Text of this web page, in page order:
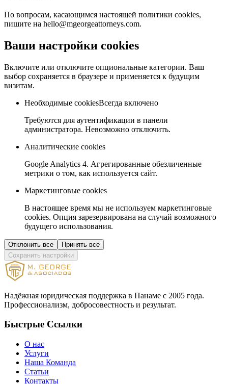
По вопросам, касающимся настоящей политики cookies,
пишите на hello@mgeorgeattorneys.com.
Ваши настройки cookies
Включите или отключите опциональные категории. Ваш
выбор сохраняется в браузере и применяется к будущим
визитам.
Необходимые cookiesВсегда включено
Требуются для аутентификации в панели
администратора. Невозможно отключить.
Аналитические cookies
Google Analytics 4. Агрегированные обезличенные
метрики о том, как используется сайт.
Маркетинговые cookies
В настоящее время мы не используем маркетинговые
cookies. Опция зарезервирована на случай возможного
будущего использования.
Отклонить все
Принять все
Сохранить настройки
Надёжная юридическая поддержка в Панаме с 2005 года.
Профессионализм, добросовестность и результат.
Быстрые Ссылки
О нас
Услуги
Наша Команда
Статьи
Контакты